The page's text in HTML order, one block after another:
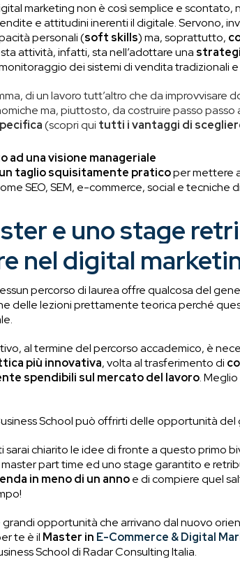
marketing non è così semplice e scontato,
e attitudini inerenti il digitale. Servono,
personali (soft skills) ma, soprattutto,
attività, infatti, sta nell’adottare una
dei sistemi di vendita tradizionali
di un lavoro tutt’altro che da improvvisare
ma, piuttosto, da costruire passo passo
(scopri qui tutti i vantaggi di
ad una visione manageriale
un taglio squisitamente praticoper mettere
SEO, SEM, e-commerce, social e tecniche
e uno stage
nel digital
percorso di laurea offre qualcosa del
delle lezioni prettamente teorica perché
al termine del percorso accademico, è
più innovativa, volta altrasferimento di
spendibili sul mercato del lavoro.
School può offrirti delle opportunità del
sarai chiarito le idee di fronte a questo primo
part time ed uno stage garantito e
in meno di un annoe di compiere quel
grandi opportunità che arrivano dal nuovo
te è il Master in E-Commerce & Digital
School di Radar Consulting Italia.